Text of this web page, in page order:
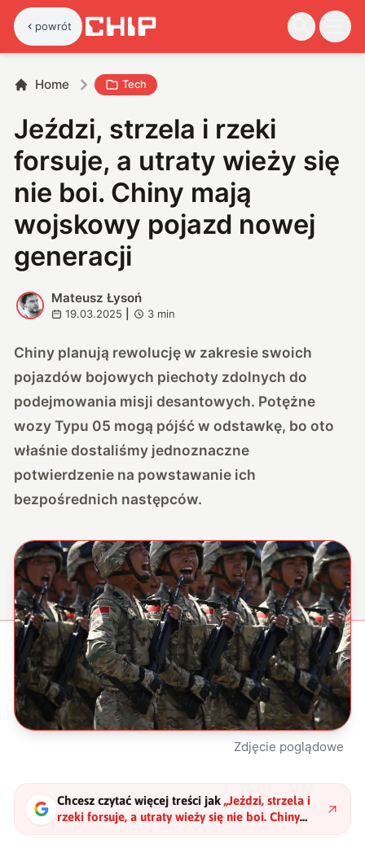
powrót
Home Tech
Jeździ, strzela i rzeki
forsuje, a utraty wieży się
nie boi. Chiny mają
wojskowy pojazd nowej
generacji
M
Mateusz Łysoń
19.03.2025 3 min
Chiny planują rewolucję w zakresie swoich
pojazdów bojowych piechoty zdolnych do
podejmowania misji desantowych. Potężne
wozy Typu 05 mogą pójść w odstawkę, bo oto
właśnie dostaliśmy jednoznaczne
potwierdzenie na powstawanie ich
bezpośrednich następców.
Zdjęcie poglądowe
Chcesz czytać więcej treści jak „Jeździ, strzela i
rzeki forsuje, a utraty wieży się nie boi. Chiny
mają wojskowy pojazd nowej generacji"?